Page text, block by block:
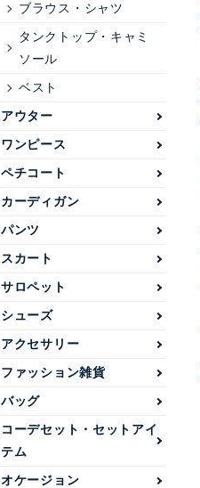
ブラウス・シャツ
タンクトップ・キャミ
ソール
ベスト
アウター
ワンピース
ペチコート
カーディガン
パンツ
スカート
サロペット
シューズ
アクセサリー
ファッション雑貨
バッグ
コーデセット・セットアイ
テム
オケージョン